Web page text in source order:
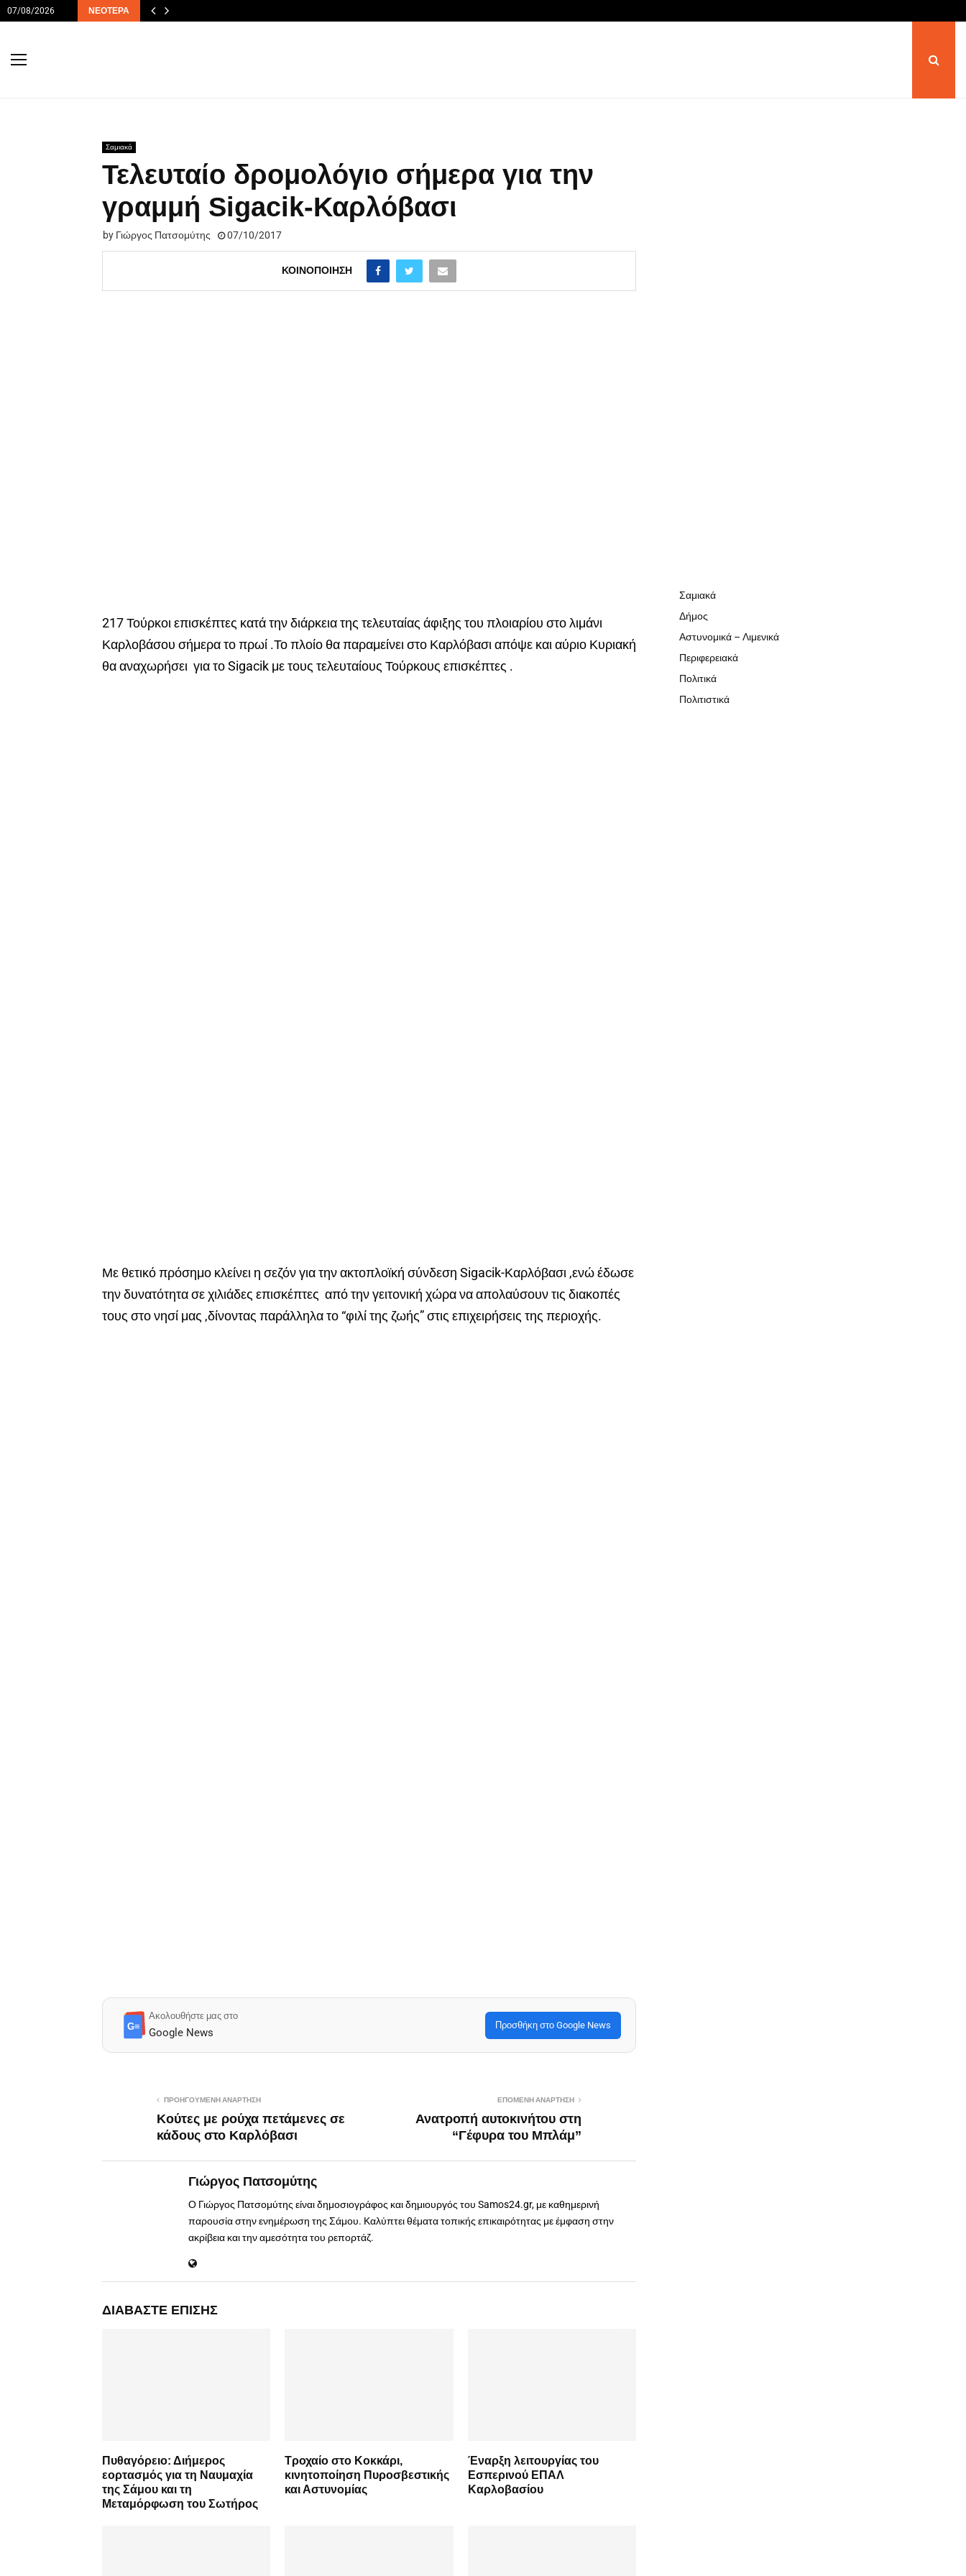
07/08/2026 ΝΕΌΤΕΡΑ
Σαμιακά
Τελευταίο δρομολόγιο σήμερα για την
γραμμή Sigacik-Καρλόβασι
by Γιώργος Πατσομύτης 07/10/2017
ΚΟΙΝΟΠΟΊΗΣΗ
217 Τούρκοι επισκέπτες κατά την διάρκεια της τελευταίας άφιξης του πλοιαρίου στο λιμάνι
Καρλοβάσου σήμερα το πρωί .Το πλοίο θα παραμείνει στο Καρλόβασι απόψε και αύριο Κυριακή
θα αναχωρήσει για το Sigacik με τους τελευταίους Τούρκους επισκέπτες .
Με θετικό πρόσημο κλείνει η σεζόν για την ακτοπλοϊκή σύνδεση Sigacik-Καρλόβασι ,ενώ έδωσε
την δυνατότητα σε χιλιάδες επισκέπτες από την γειτονική χώρα να απολαύσουν τις διακοπές
τους στο νησί μας ,δίνοντας παράλληλα το “φιλί της ζωής” στις επιχειρήσεις της περιοχής.
G≡
Ακολουθήστε μας στο
Google News
Προσθήκη στο Google News
ΠΡΟΗΓΟΎΜΕΝΗ ΑΝΆΡΤΗΣΗ
Κούτες με ρούχα πετάμενες σε
κάδους στο Καρλόβασι
ΕΠΌΜΕΝΗ ΑΝΆΡΤΗΣΗ
Ανατροπή αυτοκινήτου στη
“Γέφυρα του Μπλάμ”
Γιώργος Πατσομύτης
Ο Γιώργος Πατσομύτης είναι δημοσιογράφος και δημιουργός του Samos24.gr, με καθημερινή
παρουσία στην ενημέρωση της Σάμου. Καλύπτει θέματα τοπικής επικαιρότητας με έμφαση στην
ακρίβεια και την αμεσότητα του ρεπορτάζ.
ΔΙΑΒΆΣΤΕ ΕΠΊΣΗΣ
Πυθαγόρειο: Διήμερος
εορτασμός για τη Ναυμαχία
της Σάμου και τη
Μεταμόρφωση του Σωτήρος
Τροχαίο στο Κοκκάρι,
κινητοποίηση Πυροσβεστικής
και Αστυνομίας
Έναρξη λειτουργίας του
Εσπερινού ΕΠΑΛ
Καρλοβασίου
Σαμιακά
Δήμος
Αστυνομικά – Λιμενικά
Περιφερειακά
Πολιτικά
Πολιτιστικά